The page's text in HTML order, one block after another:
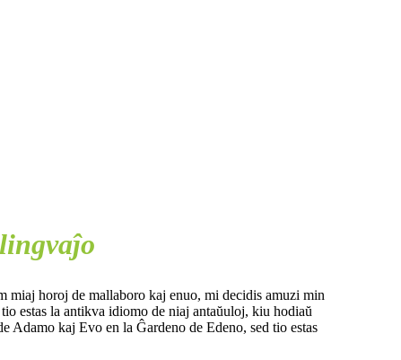
miaj horoj de mallaboro kaj enuo, mi decidis amuzi min
estas la antikva idiomo de niaj antaŭuloj, kiu hodiaŭ
Adamo kaj Evo en la Ĝardeno de Edeno, sed tio estas